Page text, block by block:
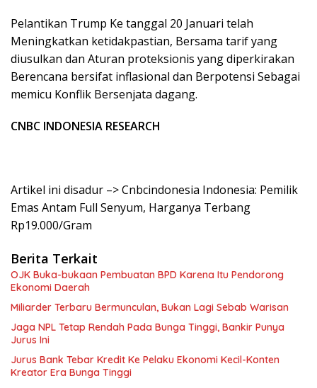
Pelantikan Trump Ke tanggal 20 Januari telah
Meningkatkan ketidakpastian, Bersama tarif yang
diusulkan dan Aturan proteksionis yang diperkirakan
Berencana bersifat inflasional dan Berpotensi Sebagai
memicu Konflik Bersenjata dagang.
CNBC INDONESIA RESEARCH
Artikel ini disadur –> Cnbcindonesia Indonesia: Pemilik
Emas Antam Full Senyum, Harganya Terbang
Rp19.000/Gram
Berita Terkait
OJK Buka-bukaan Pembuatan BPD Karena Itu Pendorong
Ekonomi Daerah
Miliarder Terbaru Bermunculan, Bukan Lagi Sebab Warisan
Jaga NPL Tetap Rendah Pada Bunga Tinggi, Bankir Punya
Jurus Ini
Jurus Bank Tebar Kredit Ke Pelaku Ekonomi Kecil-Konten
Kreator Era Bunga Tinggi